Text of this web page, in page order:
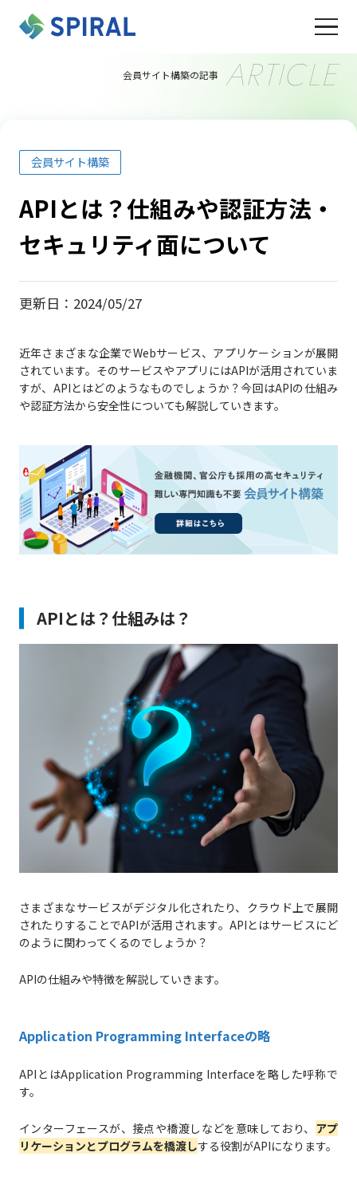
会員サイト構築の記事 ARTICLE
会員サイト構築
APIとは？仕組みや認証方法・
セキュリティ面について
更新日：2024/05/27
近年さまざまな企業でWebサービス、アプリケーションが展開
されています。そのサービスやアプリにはAPIが活用されていま
すが、APIとはどのようなものでしょうか？今回はAPIの仕組み
や認証方法から安全性についても解説していきます。
APIとは？仕組みは？
さまざまなサービスがデジタル化されたり、クラウド上で展開
されたりすることでAPIが活用されます。APIとはサービスにど
のように関わってくるのでしょうか？
APIの仕組みや特徴を解説していきます。
Application Programming Interfaceの略
APIとはApplication Programming Interfaceを略した呼称で
す。
インターフェースが、接点や橋渡しなどを意味しており、 アプ
リケーションとプログラムを橋渡しする役割がAPIになります。